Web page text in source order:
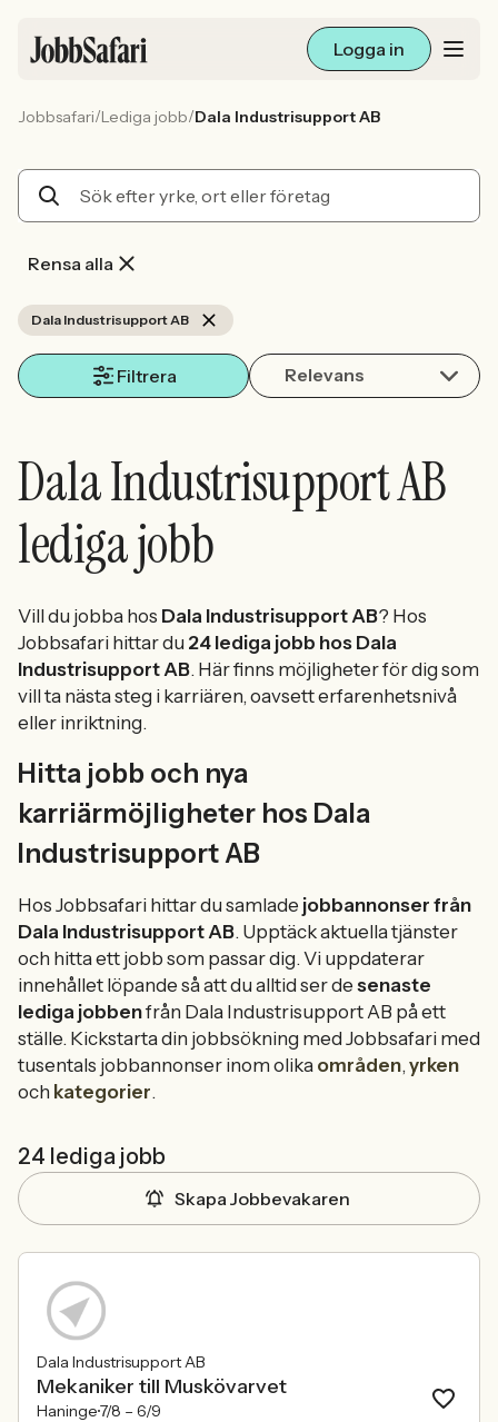
Logga in
Arbetsliv och karriär
Sök med AI
Jobbsafari/Lediga jobb/Dala Industrisupport AB
Rensa alla
Dala Industrisupport AB
Filtrera Relevans
Dala Industrisupport AB
lediga jobb
Vill du jobba hos Dala Industrisupport AB? Hos
Jobbsafari hittar du 24 lediga jobb hos Dala
Industrisupport AB. Här finns möjligheter för dig som
vill ta nästa steg i karriären, oavsett erfarenhetsnivå
eller inriktning.
Hitta jobb och nya
karriärmöjligheter hos Dala
Industrisupport AB
Hos Jobbsafari hittar du samlade jobbannonser från
Dala Industrisupport AB. Upptäck aktuella tjänster
och hitta ett jobb som passar dig. Vi uppdaterar
innehållet löpande så att du alltid ser de senaste
lediga jobbenfrån Dala Industrisupport AB på ett
ställe. Kickstarta din jobbsökning med Jobbsafari med
tusentals jobbannonser inom olika områden,yrken
och kategorier.
24 lediga jobb
Skapa Jobbevakaren
Dala Industrisupport AB
Mekaniker till Muskövarvet
Haninge7/8 – 6/9